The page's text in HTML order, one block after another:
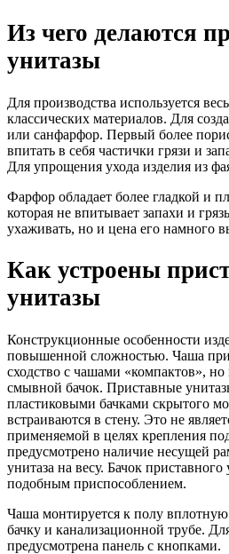
Из чего делаются
унитазы
Для производства используется
классических материалов. Для
или санфарфор. Первый более
впитать в себя частички грязи и
Для упрощения ухода изделия из
Фарфор обладает более гладкой и
которая не впитывает запахи и
ухаживать, но и цена его намного
Как устроены
унитазы
Конструкционные особенности
повышенной сложностью. Чаша
сходство с чашами «компактов», но
смывной бачок. Приставные
пластиковыми бачками скрытого
встраиваются в стену. Это не
применяемой в целях крепления
предусмотрено наличие несущей
унитаза на весу. Бачок приставного
подобным приспособлением.
Чаша монтируется к полу
бачку и канализационной трубе.
предусмотрена панель с кнопками.